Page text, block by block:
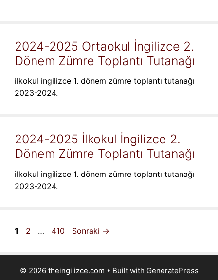
2024-2025 Ortaokul İngilizce 2.
Dönem Zümre Toplantı Tutanağı
ilkokul ingilizce 1. dönem zümre toplantı tutanağı
2023-2024.
2024-2025 İlkokul İngilizce 2.
Dönem Zümre Toplantı Tutanağı
ilkokul ingilizce 1. dönem zümre toplantı tutanağı
2023-2024.
Sayfa
1 Sayfa
2 … Sayfa
410 Sonraki →
© 2026 theingilizce.com • Built with GeneratePress